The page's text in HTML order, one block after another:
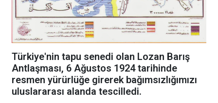
Türkiye'nin tapu senedi olan Lozan Barış
Antlaşması, 6 Ağustos 1924 tarihinde
resmen yürürlüğe girerek bağımsızlığımızı
uluslararası alanda tescilledi.